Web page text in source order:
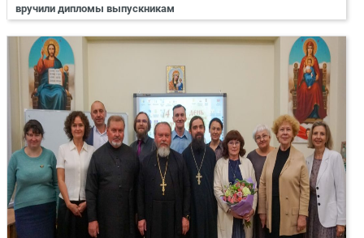
вручили дипломы выпускникам